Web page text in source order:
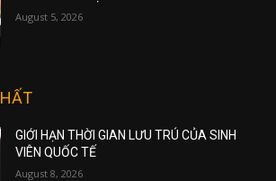
August 5, 2026
GIỚI HẠN THỜI GIAN LƯU TRÚ CỦA SINH
VIÊN QUỐC TẾ
August 8, 2026